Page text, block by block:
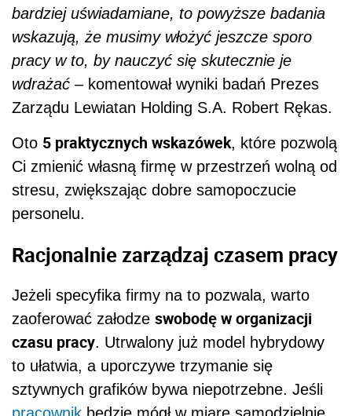
bardziej uświadamiane, to powyższe badania
wskazują, że musimy włożyć jeszcze sporo
pracy w to, by nauczyć się skutecznie je
wdrażać – komentował wyniki badań Prezes
Zarządu Lewiatan Holding S.A. Robert Rękas.
Oto 5 praktycznych wskazówek, które pozwolą
Ci zmienić własną firmę w przestrzeń wolną od
stresu, zwiększając dobre samopoczucie
personelu.
Racjonalnie zarządzaj czasem pracy
Jeżeli specyfika firmy na to pozwala, warto
zaoferować załodze swobodę w organizacji
czasu pracy. Utrwalony już model hybrydowy
to ułatwia, a uporczywe trzymanie się
sztywnych grafików bywa niepotrzebne. Jeśli